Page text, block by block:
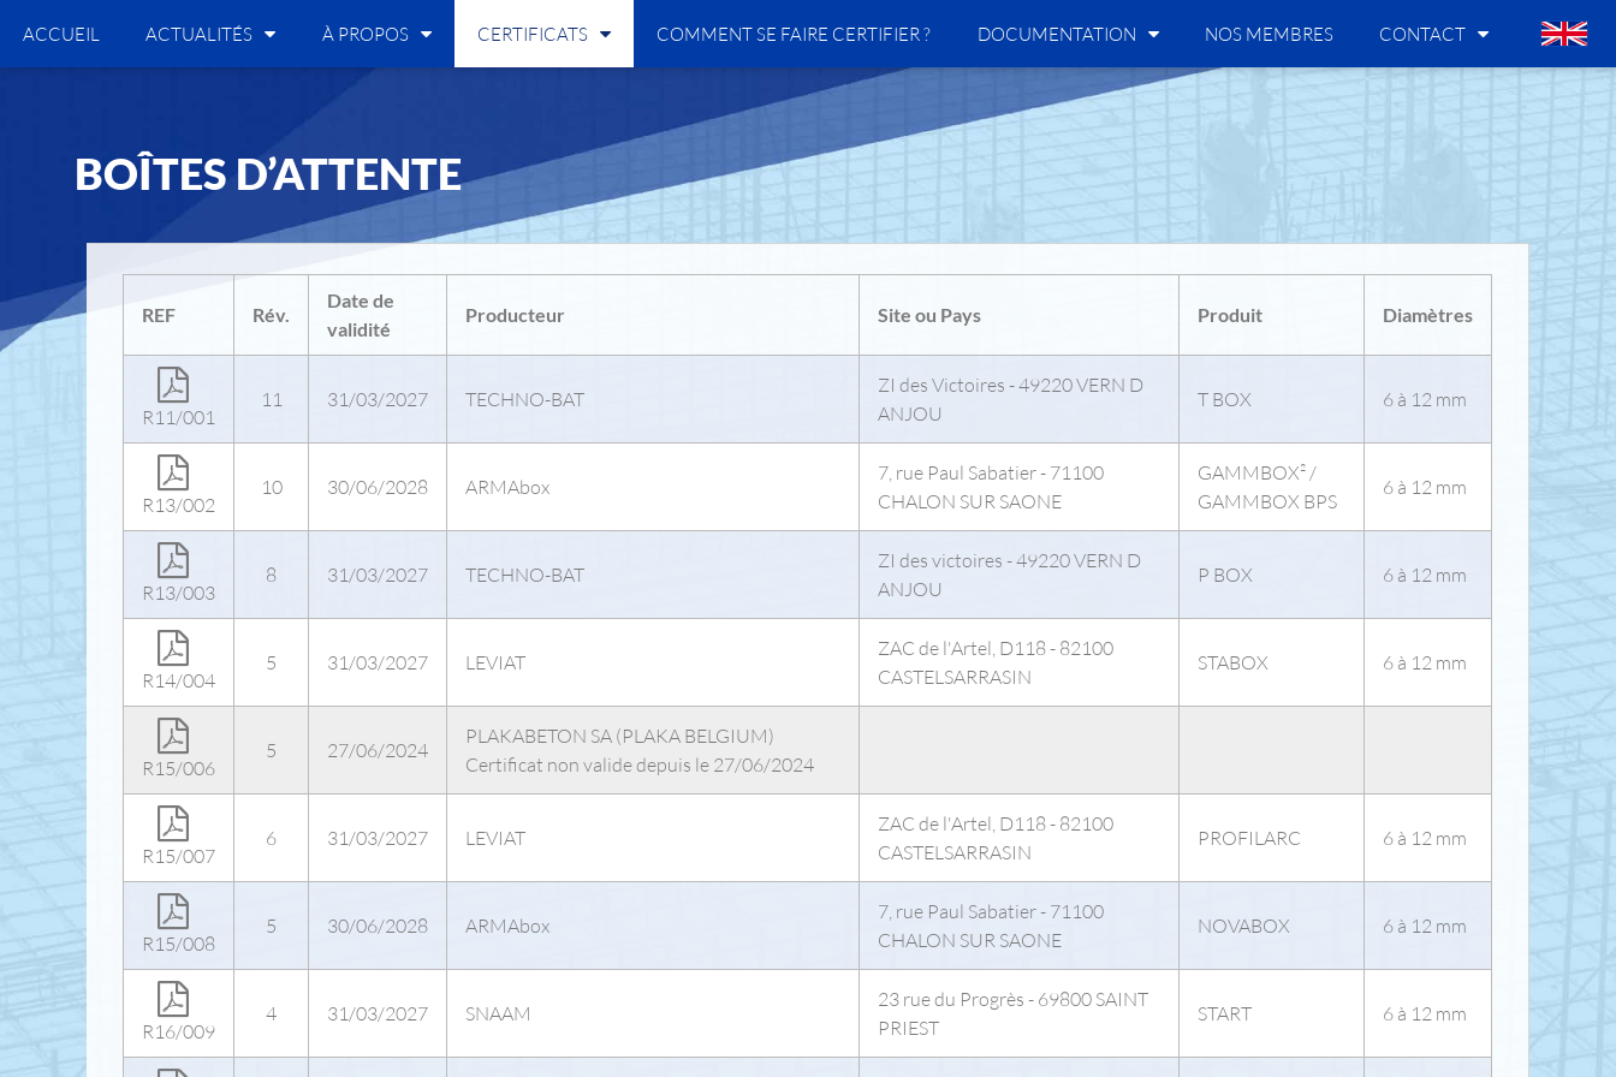
ACCUEIL ACTUALITÉS À PROPOS CERTIFICATS COMMENT SE FAIRE CERTIFIER ? DOCUMENTATION NOS MEMBRES CONTACT
BOÎTES D’ATTENTE
REF Rév.
Date de
validité
Producteur Site ou Pays Produit Diamètres
R11/001
11 31/03/2027 TECHNO-BAT
ZI des Victoires - 49220 VERN D
ANJOU
T BOX 6 à 12 mm
R13/002
10 30/06/2028 ARMAbox
7, rue Paul Sabatier - 71100
CHALON SUR SAONE
GAMMBOX² /
GAMMBOX BPS
6 à 12 mm
R13/003
8 31/03/2027 TECHNO-BAT
ZI des victoires - 49220 VERN D
ANJOU
P BOX 6 à 12 mm
R14/004
5 31/03/2027 LEVIAT
ZAC de l'Artel, D118 - 82100
CASTELSARRASIN
STABOX 6 à 12 mm
R15/006
5 27/06/2024
PLAKABETON SA (PLAKA BELGIUM)
Certificat non valide depuis le 27/06/2024
R15/007
6 31/03/2027 LEVIAT
ZAC de l'Artel, D118 - 82100
CASTELSARRASIN
PROFILARC 6 à 12 mm
R15/008
5 30/06/2028 ARMAbox
7, rue Paul Sabatier - 71100
CHALON SUR SAONE
NOVABOX 6 à 12 mm
R16/009
4 31/03/2027 SNAAM
23 rue du Progrès - 69800 SAINT
PRIEST
START 6 à 12 mm